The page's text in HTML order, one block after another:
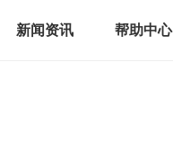
新闻资讯 帮助中心